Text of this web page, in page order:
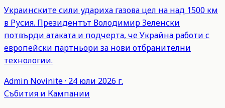
Украинските сили удариха газова цел на над 1500 км
в Русия. Президентът Володимир Зеленски
потвърди атаката и подчерта, че Украйна работи с
европейски партньори за нови отбранителни
технологии.
Admin Novinite· 24 юли 2026 г.
Събития и Кампании